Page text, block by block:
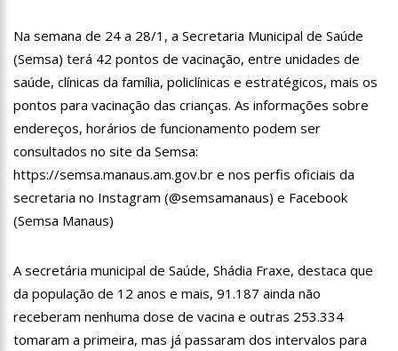
11:36 Acusado de divulgar fotos de corpo de Marília Mendonça e
de outros artistas mortos vira réu
11:28 Casal é surpreendido com gravidez de sêxtuplos e pai
UEA e Sejusc lançam cursos de capacitação para
atendimento a Pessoas com Deficiência
11:09 Bruna Biancardi ganha mimo de R$ 820 de Neymar: ‘Se fez
presente mesmo distante’
14:30 Wilson Lima entrega Caimi Ada Rodrigues Viana revitalizado
à população idosa da zona oeste
14:17
Motoristas de aplicativo entram em greve em todo o Brasil
14:10 Após matar colegas, policial grava vídeo: “Te vejo no inferno”;
assista
Na semana de 24 a 28/1, a Secretaria Municipal de Saúde
(Semsa) terá 42 pontos de vacinação, entre unidades de
saúde, clínicas da família, policlínicas e estratégicos, mais os
pontos para vacinação das crianças. As informações sobre
endereços, horários de funcionamento podem ser
consultados no site da Semsa:
https://semsa.manaus.am.gov.br e nos perfis oficiais da
secretaria no Instagram (@semsamanaus) e Facebook
(Semsa Manaus)
A secretária municipal de Saúde, Shádia Fraxe, destaca que
da população de 12 anos e mais, 91.187 ainda não
receberam nenhuma dose de vacina e outras 253.334
tomaram a primeira, mas já passaram dos intervalos para